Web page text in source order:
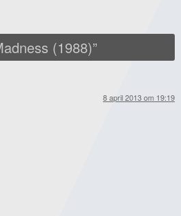
(1988)”
8 april 2013 om 19:19